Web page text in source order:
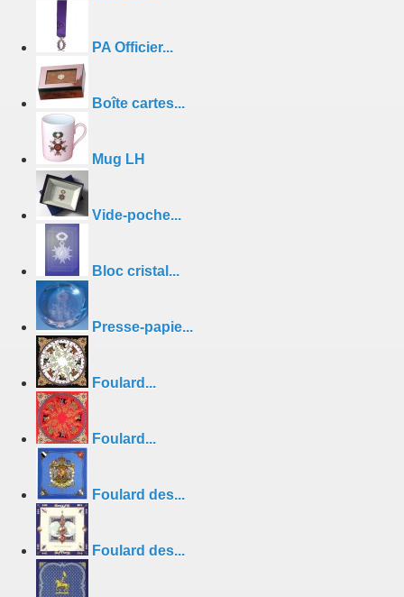
PA Officier...
Boîte cartes...
Mug LH
Vide-poche...
Bloc cristal...
Presse-papie...
Foulard...
Foulard...
Foulard des...
Foulard des...